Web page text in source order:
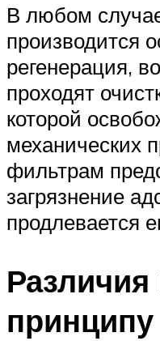
В любом
производится
регенерация,
проходят
которой
механических
фильтрам
загрязнение
продлевается